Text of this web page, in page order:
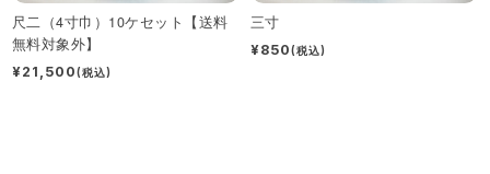
尺二（4寸巾）10ケセット【送料
無料対象外】
¥21,500(税込)
三寸
¥850(税込)